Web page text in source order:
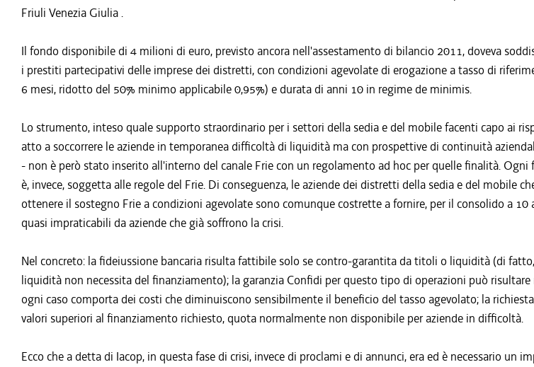
Friuli Venezia Giulia .
Il fondo disponibile di 4 milioni di euro, previsto ancora nell'assestamento di bilancio 2011, doveva
i prestiti partecipativi delle imprese dei distretti, con condizioni agevolate di erogazione a tasso di
6 mesi, ridotto del 50% minimo applicabile 0,95%) e durata di anni 10 in regime de minimis.
Lo strumento, inteso quale supporto straordinario per i settori della sedia e del mobile facenti capo ai
atto a soccorrere le aziende in temporanea difficoltà di liquidità ma con prospettive di continuità
- non è però stato inserito all'interno del canale Frie con un regolamento ad hoc per quelle finalità.
è, invece, soggetta alle regole del Frie. Di conseguenza, le aziende dei distretti della sedia e del mobile
ottenere il sostegno Frie a condizioni agevolate sono comunque costrette a fornire, per il consolido a 10
quasi impraticabili da aziende che già soffrono la crisi.
Nel concreto: la fideiussione bancaria risulta fattibile solo se contro-garantita da titoli o liquidità (di
liquidità non necessita del finanziamento); la garanzia Confidi per questo tipo di operazioni può risultare
ogni caso comporta dei costi che diminuiscono sensibilmente il beneficio del tasso agevolato; la
valori superiori al finanziamento richiesto, quota normalmente non disponibile per aziende in difficoltà.
Ecco che a detta di Iacop, in questa fase di crisi, invece di proclami e di annunci, era ed è necessario un